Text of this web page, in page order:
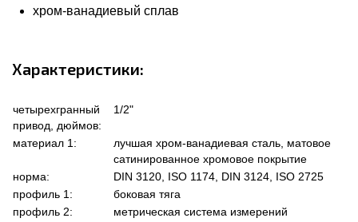
хром-ванадиевый сплав
Характеристики:
четырехгранный
привод, дюймов:
1/2"
материал 1:
лучшая хром-ванадиевая сталь, матовое
сатинированное хромовое покрытие
норма:
DIN 3120, ISO 1174, DIN 3124, ISO 2725
профиль 1:
боковая тяга
профиль 2:
метрическая система измерений